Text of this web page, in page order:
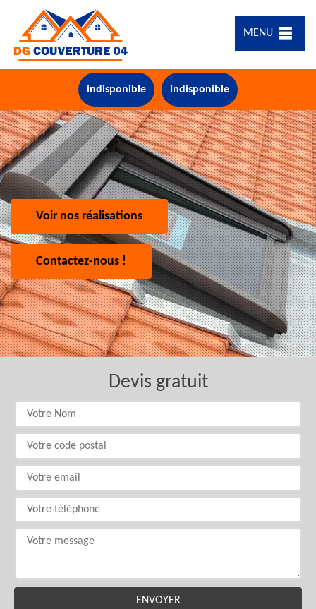
MENU
indisponible indisponible
Voir nos réalisations
Contactez-nous !
Devis gratuit